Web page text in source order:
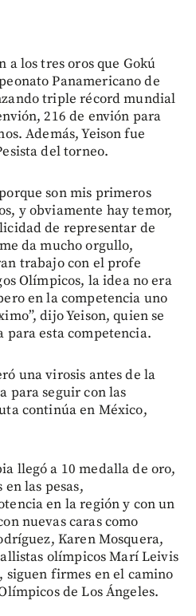
a los tres oros que Gokú
Panamericano de
triple récord mundial
216 de envión para
Además, Yeison fue
del torneo.
son mis primeros
y obviamente hay temor,
de representar de
da mucho orgullo,
trabajo con el profe
Olímpicos, la idea no era
en la competencia uno
dijo Yeison, quien se
esta competencia.
una virosis antes de la
para seguir con las
continúa en México,
llegó a 10 medalla de oro,
las pesas,
en la región y con un
nuevas caras como
Karen Mosquera,
olímpicos Marí Leivis
siguen firmes en el camino
de Los Ángeles.